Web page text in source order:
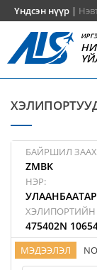
Үндсэн нүүр |
БАЙРШИЛ
ZMBK
НЭР:
УЛААНБААТАР
ХЭЛИПОРТИЙН
475402N
МЭДЭЭЛЭЛ